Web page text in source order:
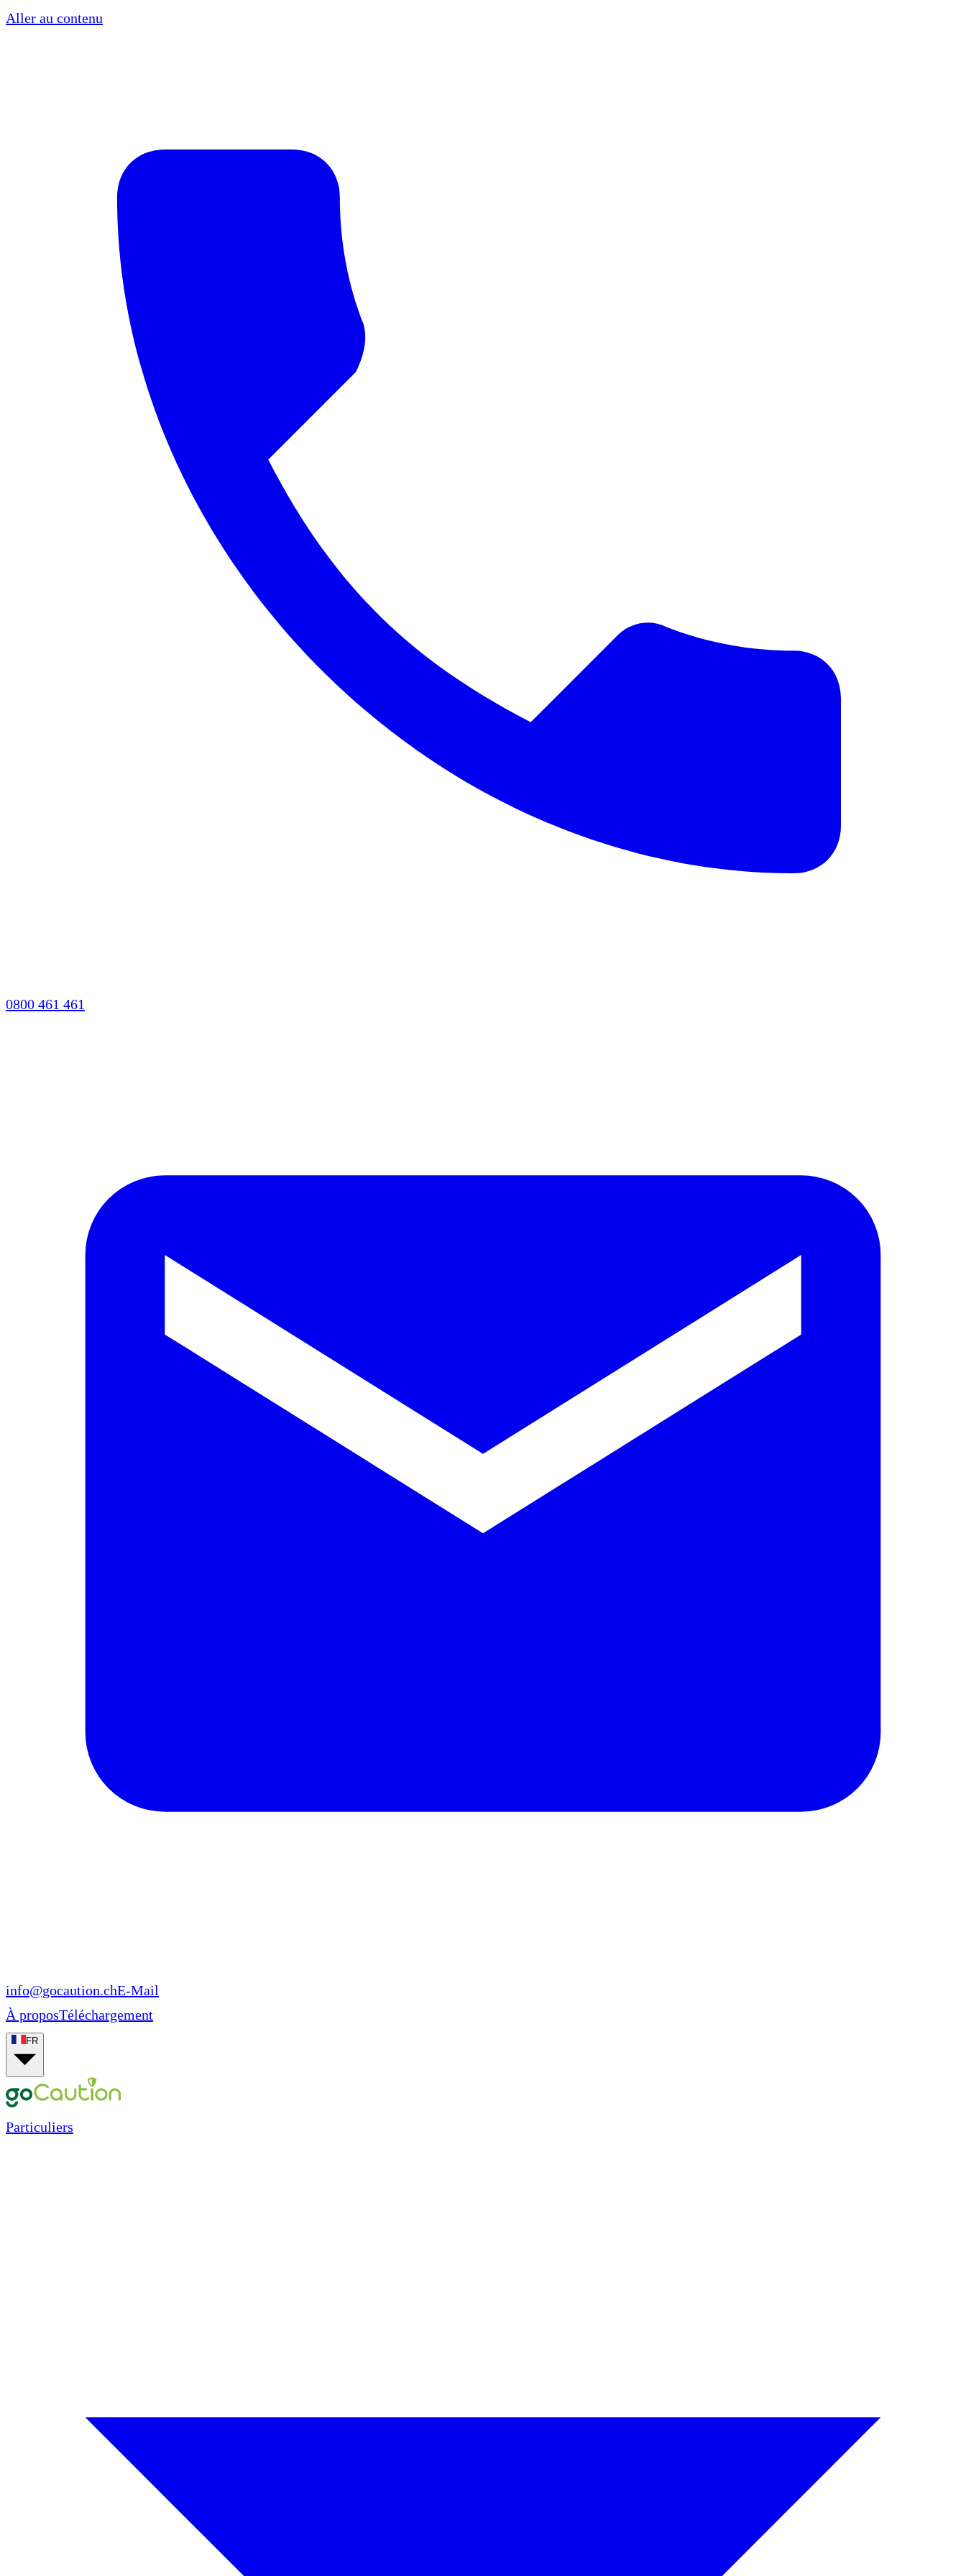
Aller au contenu
0800 461 461
info@gocaution.chE-Mail
À proposTéléchargement
FR
Particuliers